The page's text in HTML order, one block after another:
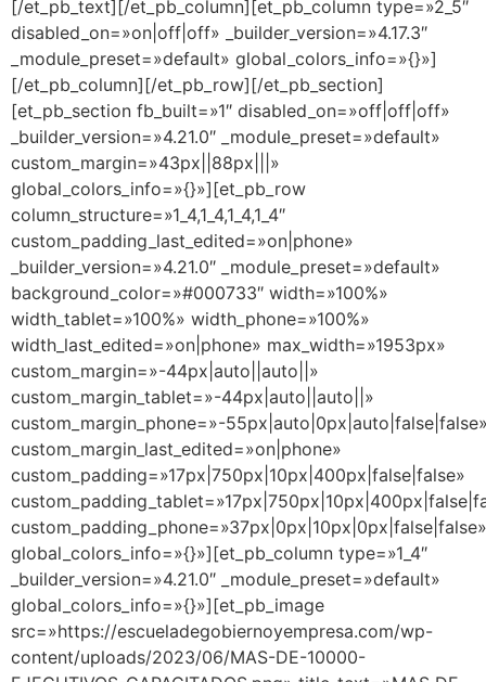
[/et_pb_text][/et_pb_column][et_pb_column type=»2_5″
disabled_on=»on|off|off» _builder_version=»4.17.3″
_module_preset=»default» global_colors_info=»{}»]
[/et_pb_column][/et_pb_row][/et_pb_section]
[et_pb_section fb_built=»1″ disabled_on=»off|off|off»
_builder_version=»4.21.0″ _module_preset=»default»
custom_margin=»43px||88px|||»
global_colors_info=»{}»][et_pb_row
column_structure=»1_4,1_4,1_4,1_4″
custom_padding_last_edited=»on|phone»
_builder_version=»4.21.0″ _module_preset=»default»
background_color=»#000733″ width=»100%»
width_tablet=»100%» width_phone=»100%»
width_last_edited=»on|phone» max_width=»1953px»
custom_margin=»-44px|auto||auto||»
custom_margin_tablet=»-44px|auto||auto||»
custom_margin_phone=»-
custom_margin_last_edited=»on|phone»
custom_padding=»17px|750px|10px|400px|false|false»
custom_padding_phone=»37px|0px|10px|0px|false|false»
global_colors_info=»{}»][et_pb_column type=»1_4″
_builder_version=»4.21.0″ _module_preset=»default»
global_colors_info=»{}»][et_pb_image
src=»https://escueladegobiernoyempresa.com/wp-
content/uploads/2023/06/MAS-DE-10000-